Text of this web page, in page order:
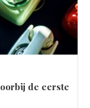
de eerste